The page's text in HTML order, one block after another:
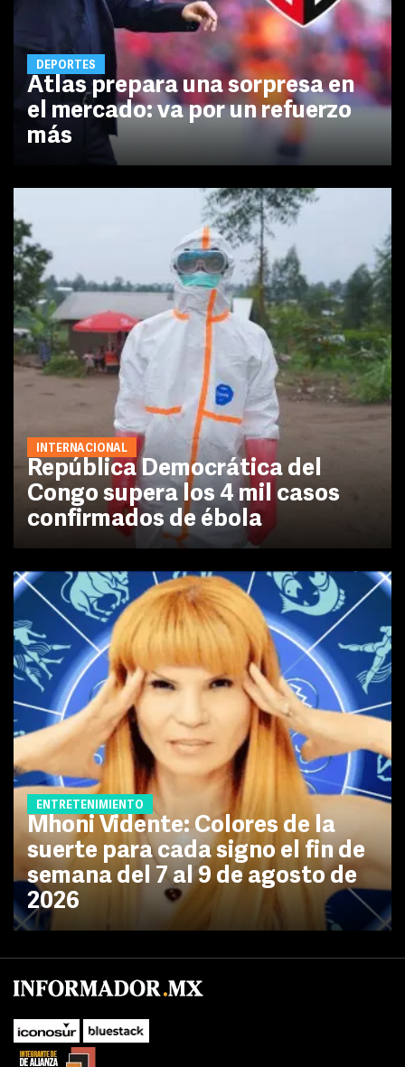
DEPORTES
Atlas prepara una sorpresa en
el mercado: va por un refuerzo
más
INTERNACIONAL
República Democrática del
Congo supera los 4 mil casos
confirmados de ébola
ENTRETENIMIENTO
Mhoni Vidente: Colores de la
suerte para cada signo el fin de
semana del 7 al 9 de agosto de
2026